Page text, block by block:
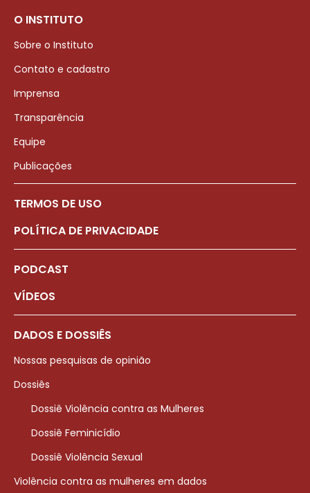
O INSTITUTO
Sobre o Instituto
Contato e cadastro
Imprensa
Transparência
Equipe
Publicações
TERMOS DE USO
POLÍTICA DE PRIVACIDADE
PODCAST
VÍDEOS
DADOS E DOSSIÊS
Nossas pesquisas de opinião
Dossiês
Dossiê Violência contra as Mulheres
Dossiê Feminicídio
Dossiê Violência Sexual
Violência contra as mulheres em dados